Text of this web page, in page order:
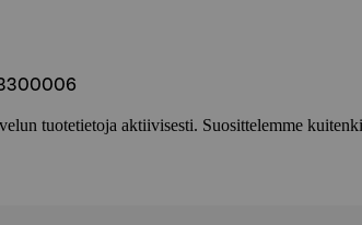
tuotetietoja aktiivisesti. Suosittelemme